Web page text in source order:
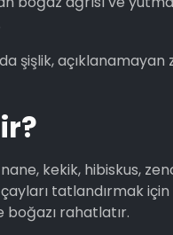
şişlik,
kekik, hibiskus,
tatlandırmak
boğazı rahatlatır.